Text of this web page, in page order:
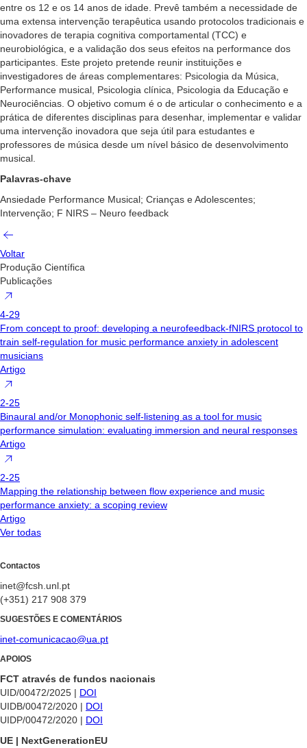
entre os 12 e os 14 anos de idade. Prevê também a necessidade de
uma extensa intervenção terapêutica usando protocolos tradicionais e
inovadores de terapia cognitiva comportamental (TCC) e
neurobiológica, e a validação dos seus efeitos na performance dos
participantes. Este projeto pretende reunir instituições e
investigadores de áreas complementares: Psicologia da Música,
Performance musical, Psicologia clínica, Psicologia da Educação e
Neurociências. O objetivo comum é o de articular o conhecimento e a
prática de diferentes disciplinas para desenhar, implementar e validar
uma intervenção inovadora que seja útil para estudantes e
professores de música desde um nível básico de desenvolvimento
musical.
Palavras-chave
Ansiedade Performance Musical; Crianças e Adolescentes;
Intervenção; F NIRS – Neuro feedback
Voltar
Produção Científica
Publicações
4-29
From concept to proof: developing a neurofeedback-fNIRS protocol to
train self-regulation for music performance anxiety in adolescent
musicians
Artigo
2-25
Binaural and/or Monophonic self-listening as a tool for music
performance simulation: evaluating immersion and neural responses
Artigo
2-25
Mapping the relationship between flow experience and music
performance anxiety: a scoping review
Artigo
Ver todas
Contactos
inet@fcsh.unl.pt
(+351) 217 908 379
SUGESTÕES E COMENTÁRIOS
inet-comunicacao@ua.pt
APOIOS
FCT através de fundos nacionais
UID/00472/2025 | DOI
UIDB/00472/2020 | DOI
UIDP/00472/2020 | DOI
UE | NextGenerationEU